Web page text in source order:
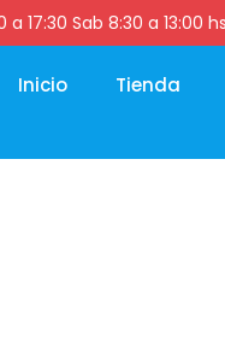
a 17:30 Sab 8:30 a
Inicio Tienda